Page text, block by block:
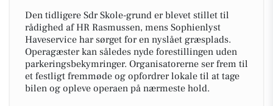
Den tidligere Sdr Skole-grund er blevet stillet til
rådighed af HR Rasmussen, mens Sophienlyst
Haveservice har sørget for en nyslået græsplads.
Operagæster kan således nyde forestillingen uden
parkeringsbekymringer. Organisatorerne ser frem til
et festligt fremmøde og opfordrer lokale til at tage
bilen og opleve operaen på nærmeste hold.